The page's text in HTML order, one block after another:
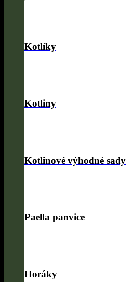
Kotlíky
Kotliny
Kotlinové výhodné sady
Paella panvice
Horáky